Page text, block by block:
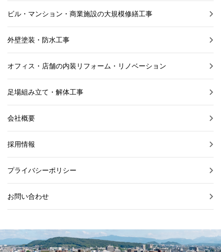
ビル・マンション・商業施設の大規模修繕工事
外壁塗装・防水工事
オフィス・店舗の内装リフォーム・リノベーション
足場組み立て・解体工事
会社概要
採用情報
プライバシーポリシー
お問い合わせ